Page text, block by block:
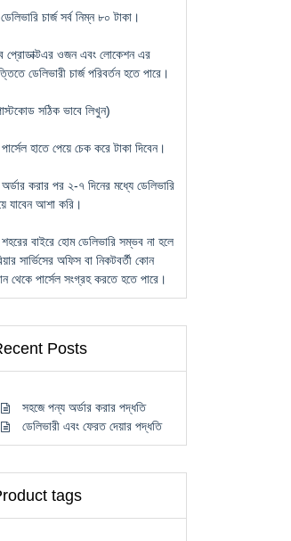
চার্জ সর্ব নিম্ন ৮০ টাকা।
প্রোডাক্টএর ওজন এবং লোকেশন এর
ডেলিভারী চার্জ পরিবর্তন হতে পারে।
সঠিক ভাবে লিখুন)
হাতে পেয়ে চেক করে টাকা দিবেন।
করার পর ২-৭ দিনের মধ্যে ডেলিভারি
যাবেন আশা করি।
বাইরে হোম ডেলিভারি সম্ভব না হলে
সার্ভিসের অফিস বা নিকটবর্তী কোন
থেকে পার্সেল সংগ্রহ করতে হতে পারে।
Posts
সহজে পন্য অর্ডার করার পদ্ধতি
ডেলিভারী এবং ফেরত দেয়ার পদ্ধতি
tags